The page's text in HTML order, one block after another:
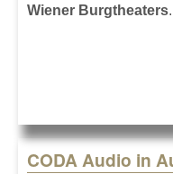
Wiener Burgtheaters.
CODA Audio in